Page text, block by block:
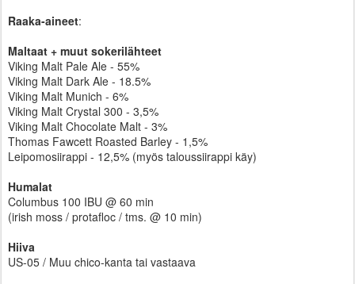
Raaka-aineet:
Maltaat + muut sokerilähteet
Viking Malt Pale Ale - 55%
Viking Malt Dark Ale - 18.5%
Viking Malt Munich - 6%
Viking Malt Crystal 300 - 3,5%
Viking Malt Chocolate Malt - 3%
Thomas Fawcett Roasted Barley - 1,5%
Leipomosiirappi - 12,5% (myös taloussiirappi käy)
Humalat
Columbus 100 IBU @ 60 min
(irish moss / protafloc / tms. @ 10 min)
Hiiva
US-05 / Muu chico-kanta tai vastaava